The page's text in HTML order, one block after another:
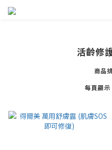
活齡修
商品
每頁顯